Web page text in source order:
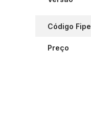
Código Fipe
Preço